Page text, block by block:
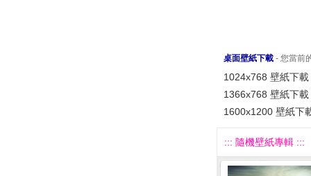
桌面壁紙下載 - 您當前
1024x768 壁紙下載
1366x768 壁紙下載
1600x1200 壁紙下
::: 隨機壁紙專輯 :::